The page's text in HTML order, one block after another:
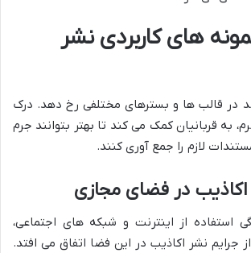
های کاربردی نشر
در قالب ها و بسترهای مختلفی رخ دهد. درک
به قربانیان کمک می کند تا بهتر بتوانند جرم
لازم را جمع آوری کنند.
در فضای مجازی
استفاده از اینترنت و شبکه های اجتماعی،
نشر اکاذیب در این فضا اتفاق می افتد.